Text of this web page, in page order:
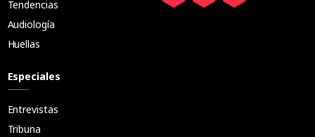
Tendencias
Audiología
Huellas
Especiales
Entrevistas
Tribuna